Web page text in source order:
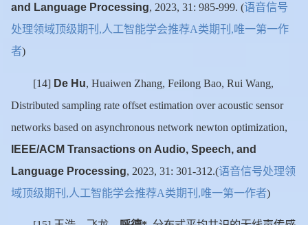
and Language Processing, 2023, 31: 985-999. (语音信号
处理领域顶级期刊 , 人工智能学会推荐A类期刊 ,唯一第一作
者)
[14] De Hu, Huaiwen Zhang, Feilong Bao, Rui Wang,
Distributed sampling rate offset estimation over acoustic sensor
networks based on asynchronous network newton optimization,
IEEE/ACM Transactions on Audio, Speech, and
Language Processing, 2023, 31: 301-312.(语音信号处理领
域顶级期刊 , 人工智能学会推荐A类期刊 ,唯一第一作者)